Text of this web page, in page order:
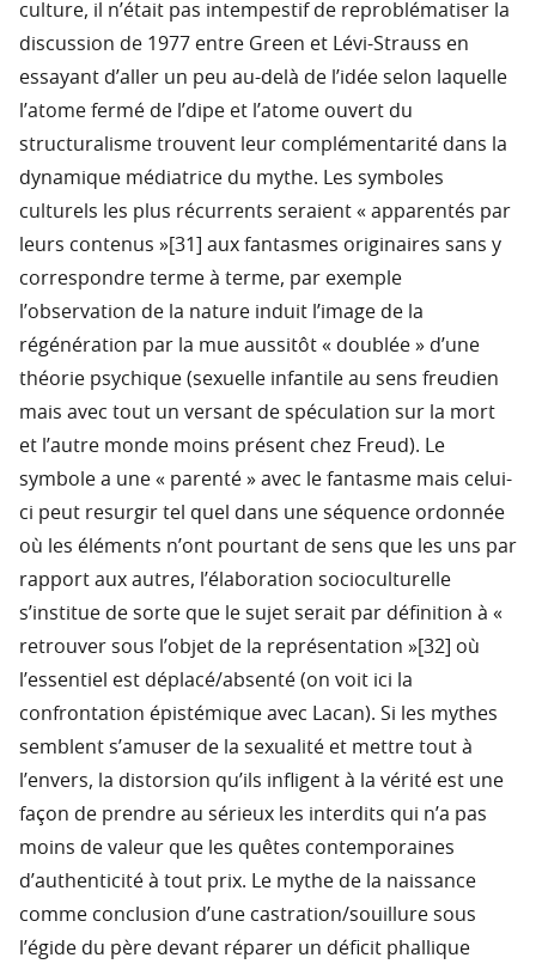
culture, il n’était pas intempestif de reproblématiser la
discussion de 1977 entre Green et Lévi-Strauss en
essayant d’aller un peu au-delà de l’idée selon laquelle
l’atome fermé de l’dipe et l’atome ouvert du
structuralisme trouvent leur complémentarité dans la
dynamique médiatrice du mythe. Les symboles
culturels les plus récurrents seraient « apparentés par
leurs contenus »[31] aux fantasmes originaires sans y
correspondre terme à terme, par exemple
l’observation de la nature induit l’image de la
régénération par la mue aussitôt « doublée » d’une
théorie psychique (sexuelle infantile au sens freudien
mais avec tout un versant de spéculation sur la mort
et l’autre monde moins présent chez Freud). Le
symbole a une « parenté » avec le fantasme mais celui-
ci peut resurgir tel quel dans une séquence ordonnée
où les éléments n’ont pourtant de sens que les uns par
rapport aux autres, l’élaboration socioculturelle
s’institue de sorte que le sujet serait par définition à «
retrouver sous l’objet de la représentation »[32] où
l’essentiel est déplacé/absenté (on voit ici la
confrontation épistémique avec Lacan). Si les mythes
semblent s’amuser de la sexualité et mettre tout à
l’envers, la distorsion qu’ils infligent à la vérité est une
façon de prendre au sérieux les interdits qui n’a pas
moins de valeur que les quêtes contemporaines
d’authenticité à tout prix. Le mythe de la naissance
comme conclusion d’une castration/souillure sous
l’égide du père devant réparer un déficit phallique